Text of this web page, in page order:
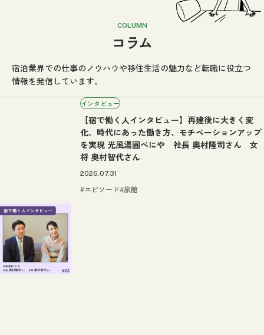
COLUMN
コラム
宿泊業界での仕事のノウハウや移住生活の魅力など転職に役立つ
情報を発信しています。
インタビュー
【宿で働く人インタビュー】再建後に大きく変
化。時代にあった働き方、モチベーションアップ
を実現 光風湯圃べにや 社長 奥村隆司さん 女
将 奥村智代さん
2026.07.31
エピソード 旅館